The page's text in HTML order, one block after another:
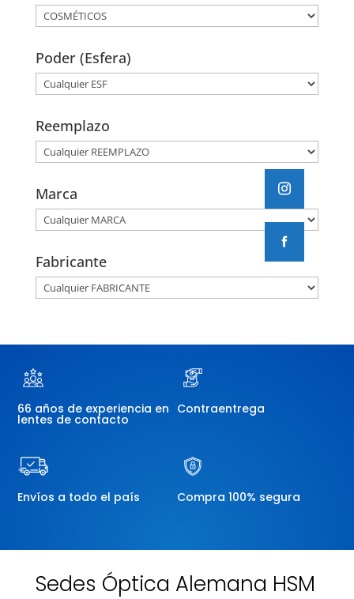
Poder (Esfera)
Reemplazo
Marca
Fabricante
66 años de experiencia en
lentes de contacto
Contraentrega
Envíos a todo el país Compra 100% segura
Sedes Óptica Alemana HSM